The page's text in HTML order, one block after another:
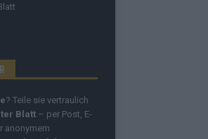
? Teile sie vertraulich
Blatt – per Post, E-
anonymem